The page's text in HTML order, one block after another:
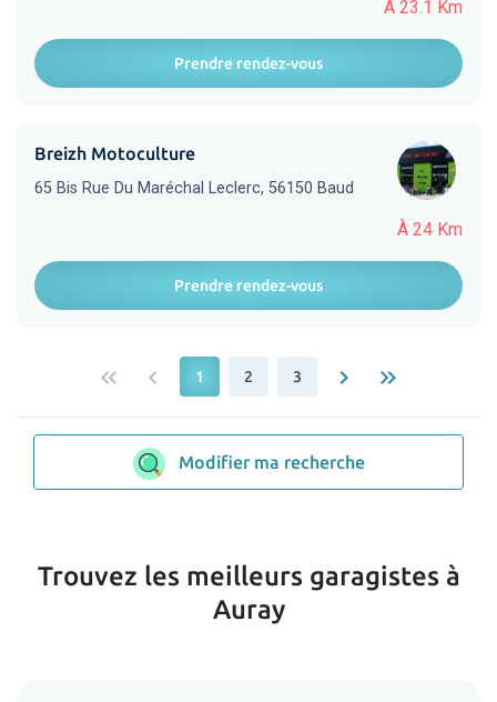
À 23.1 Km
Prendre rendez-vous
À 24 Km
Breizh Motoculture
65 Bis Rue Du Maréchal Leclerc, 56150 Baud
Prendre rendez-vous
keyboard_double_arrow_left keyboard_arrow_left 1 2 3 keyboard_arrow_right keyboard_double_arrow_right
Modifier ma recherche
Trouvez les meilleurs garagistes à
Auray